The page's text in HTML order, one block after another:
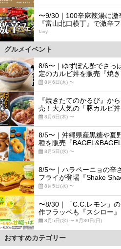
5
〜9/30｜100辛麻辣湯に激
『富山北口横丁』で激辛
favy
グルメイベント
8/6〜｜ゆずぽん酢でさっ
定のカルビ丼を販売『焼き
8月6日(木) 〜
『焼きたてのかるび』か
売！大人気の「豚カルビ
8月6日(木) 〜
8/5〜｜沖縄県産黒糖や夏
種を販売『BAGEL&BAGEL
8月5日(水) 〜
8/5〜｜ハラペーニョの辛
フライが登場『Shake
8月5日(水) 〜
〜8/30｜「C.C.レモン」
作フラッペも『スシロー』
8月5日(水) 〜 8月30日(日)
おすすめカテゴリー